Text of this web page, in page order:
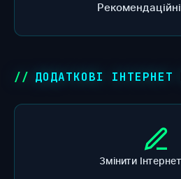
ДОДАТКОВІ ІНТЕРНЕТ
Змінити